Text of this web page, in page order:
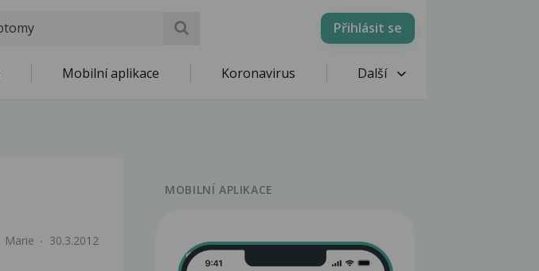
Přihlásit se
Mobilní aplikace Koronavirus Další
Marie 30.3.2012
MOBILNÍ APLIKACE